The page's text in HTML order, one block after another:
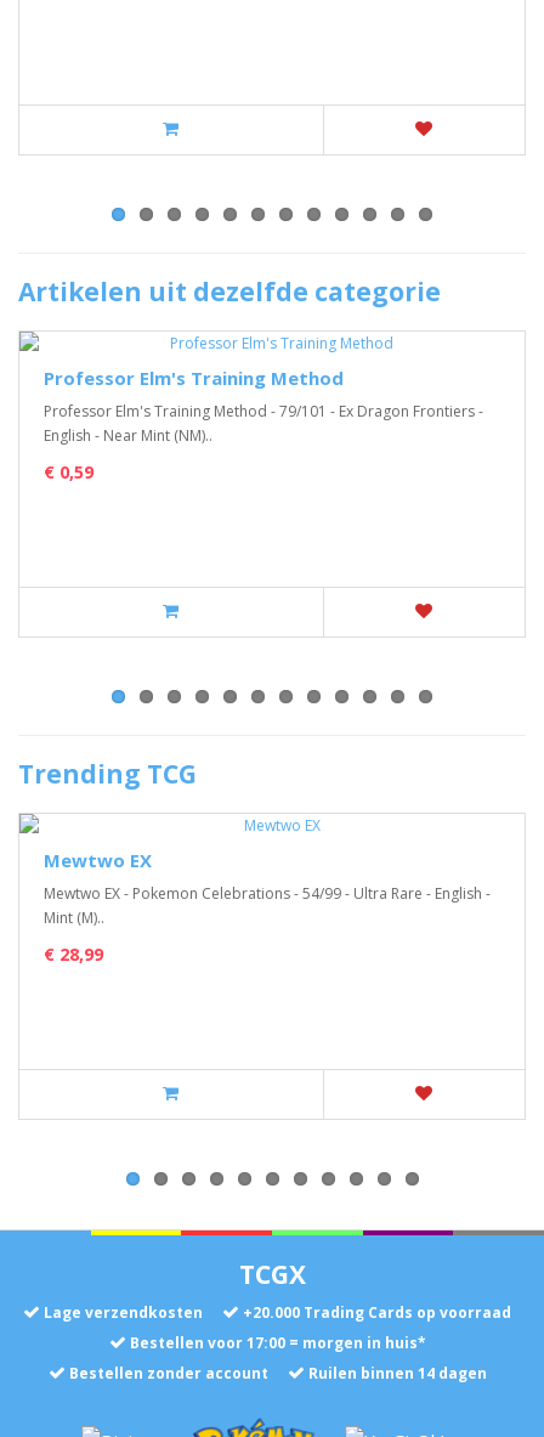
Artikelen uit dezelfde categorie
Professor Elm's Training Method
Professor Elm's Training Method - 79/101 - Ex Dragon Frontiers -
English - Near Mint (NM)..
€ 0,59
Trending TCG
Mewtwo EX
Mewtwo EX - Pokemon Celebrations - 54/99 - Ultra Rare - English -
Mint (M)..
€ 28,99
TCGX
Lage verzendkosten +20.000 Trading Cards op voorraad
Bestellen voor 17:00 = morgen in huis*
Bestellen zonder account
Ruilen binnen 14 dagen